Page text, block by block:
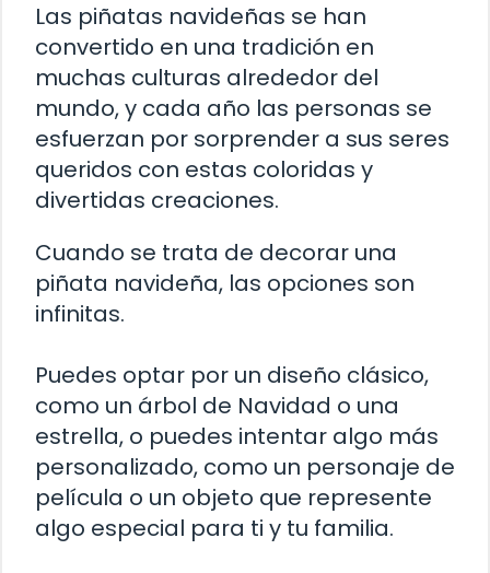
Las piñatas navideñas se han
convertido en una tradición en
muchas culturas alrededor del
mundo, y cada año las personas se
esfuerzan por sorprender a sus seres
queridos con estas coloridas y
divertidas creaciones.
Cuando se trata de decorar una
piñata navideña, las opciones son
infinitas.
Puedes optar por un diseño clásico,
como un árbol de Navidad o una
estrella, o puedes intentar algo más
personalizado, como un personaje de
película o un objeto que represente
algo especial para ti y tu familia.